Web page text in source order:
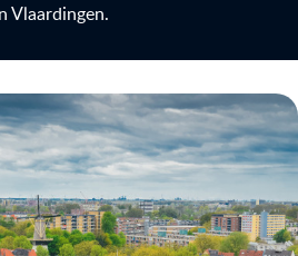
Vlaardingen.